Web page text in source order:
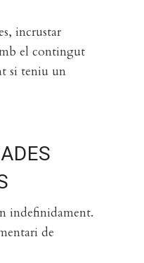
incrustar
el contingut
si teniu un
indefinidament.
de